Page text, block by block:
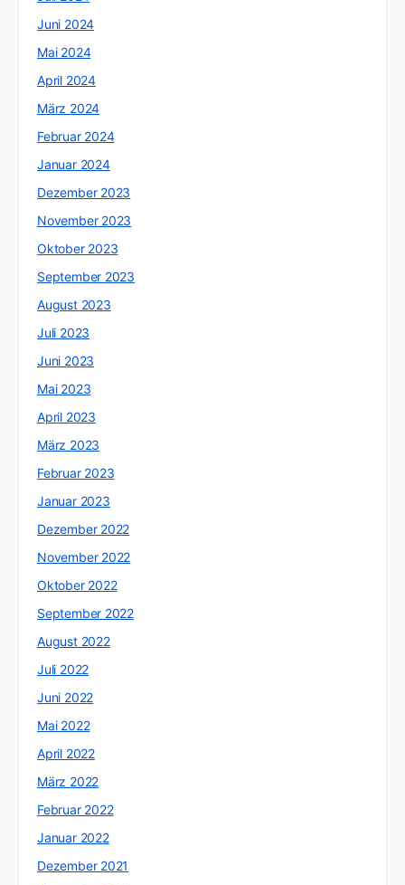
Juni 2024
Mai 2024
April 2024
März 2024
Februar 2024
Januar 2024
Dezember 2023
November 2023
Oktober 2023
September 2023
August 2023
Juli 2023
Juni 2023
Mai 2023
April 2023
März 2023
Februar 2023
Januar 2023
Dezember 2022
November 2022
Oktober 2022
September 2022
August 2022
Juli 2022
Juni 2022
Mai 2022
April 2022
März 2022
Februar 2022
Januar 2022
Dezember 2021